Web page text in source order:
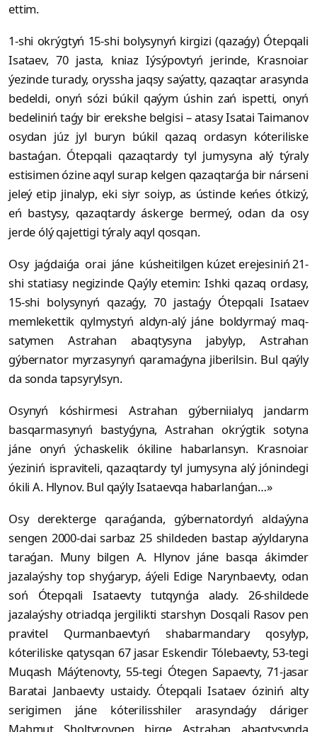
ettim.
1-shi okrýgtyń 15-shi bolysynyń kirgizi (qazaǵy) Ótepqali
Isataev, 70 jasta, kniaz Iýsýpovtyń jerinde, Krasnoiar
ýezinde turady, oryssha jaqsy saýatty, qazaqtar arasynda
bedeldi, onyń sózi búkil qaýym úshin zań ispetti, onyń
bedeliniń taǵy bir erekshe belgisi – atasy Isatai Taimanov
osydan júz jyl buryn búkil qazaq ordasyn kóteriliske
bastaǵan. Ótepqali qazaqtardy tyl jumysyna alý týraly
estisimen ózine aqyl surap kelgen qazaqtarǵa bir nárseni
jeleý etip jinalyp, eki siyr soiyp, as ústinde keńes ótkizý,
eń bastysy, qazaqtardy áskerge bermeý, odan da osy
jerde ólý qa­jettigi týraly aqyl qosqan.
Osy jaǵdaiǵa orai jáne kúsheitil­gen kúzet erejesiniń 21-
shi statiasy negi­zinde Qaýly etemin: Ishki qazaq ordasy,
15-shi bolysynyń qazaǵy, 70 jastaǵy Ótepqali Isataev
memlekettik qyl­mystyń aldyn-alý jáne boldyrmaý maq­
satymen Astrahan abaqtysyna jaby­­­lyp, Astrahan
gýbernator myr­za­­sy­­­nyń qaramaǵyna jiberilsin. Bul qaýly
da sonda tapsyrylsyn.
Osynyń kóshirmesi Astrahan gý­ber­niialyq jandarm
basqarmasynyń bas­tyǵyna, Astrahan okrýgtik sotyna
jáne onyń ýchaskelik ókiline habarlansyn. Krasnoiar
ýeziniń ispraviteli, qazaqtardy tyl jumysyna alý jónin­degi
ókili A. Hlynov. Bul qaýly Isa­taevqa habarlanǵan…»
Osy derekterge qaraǵanda, gýberna­tordyń aldaýyna
sengen 2000-dai sarbaz 25 shildeden bastap aýyldaryna
taraǵan. Muny bilgen A. Hlynov jáne basqa ákimder
jazalaýshy top shyǵaryp, áýeli Edige Narynbaevty, odan
soń Ótepqali Isataevty tutqynǵa alady. 26-shildede
jazalaýshy otriadqa jergilikti starshyn Dosqali Rasov pen
pravitel Qurmanbaevtyń shabarmandary qosylyp,
kóteriliske qatysqan 67 jasar Eskendir Tólebaevty, 53-tegi
Muqash Máýtenovty, 55-tegi Ótegen Sapaevty, 71-jasar
Baratai Janbaevty ustaidy. Ótepqali Isataev óziniń alty
serigimen jáne kóterilisshiler arasyndaǵy dáriger